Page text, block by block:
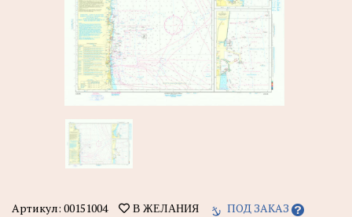
Артикул: 00151004 В ЖЕЛАНИЯ ПОД ЗАКАЗ